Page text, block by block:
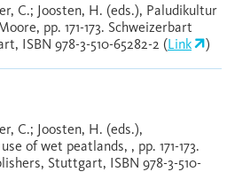
C.; Joosten, H. (eds.), Paludikultur
pp. 171-173. Schweizerbart
ISBN 978-3-510-65282-2 (Link )
C.; Joosten, H. (eds.),
of wet peatlands, , pp. 171-173.
Stuttgart, ISBN 978-3-510-